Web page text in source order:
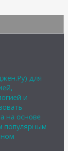
для
и
на основе
популярным